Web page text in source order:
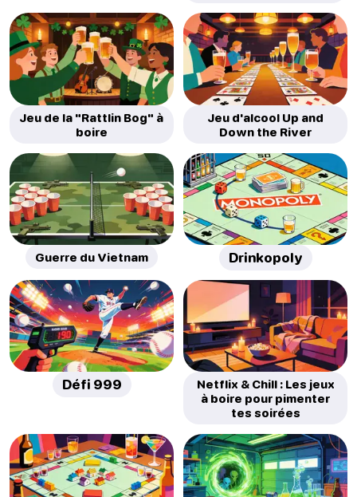
Jeu de la "Rattlin Bog" à
boire
Jeu d'alcool Up and
Down the River
Guerre du Vietnam Drinkopoly
Défi 999
Netflix & Chill : Les jeux
à boire pour pimenter
tes soirées